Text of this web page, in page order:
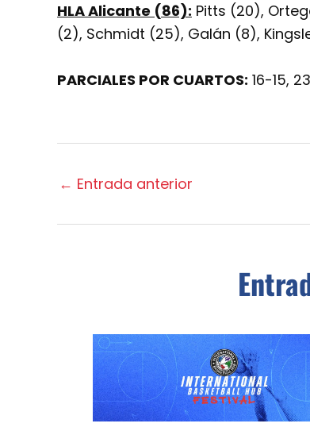
HLA Alicante (86): Pitts (20),
(2), Schmidt (25), Galán (8),
PARCIALES POR CUARTOS: 16-15,
← Entrada anterior